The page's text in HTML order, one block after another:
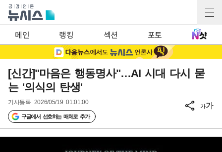
메인 랭킹 섹션 포토
[신간]"마음은 행동명사"…AI 시대 다시 묻
는 '의식의 탄생'
기사등록 2026/05/19 01:01:00
구글에서 선호하는 매체로 추가
가가